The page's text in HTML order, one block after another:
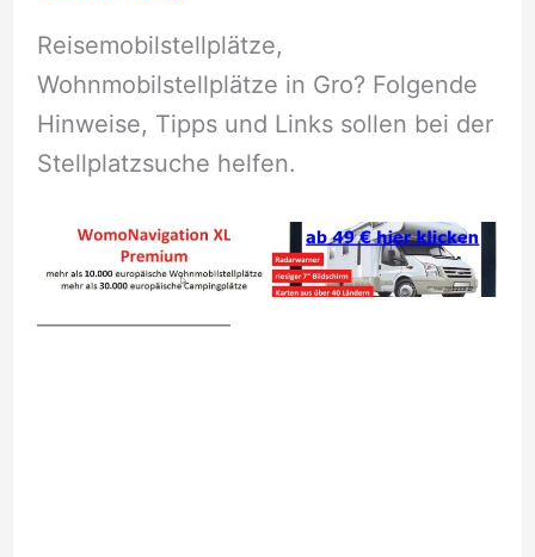
Reisemobilstellplätze,
Wohnmobilstellplätze in Gro? Folgende
Hinweise, Tipps und Links sollen bei der
Stellplatzsuche helfen.